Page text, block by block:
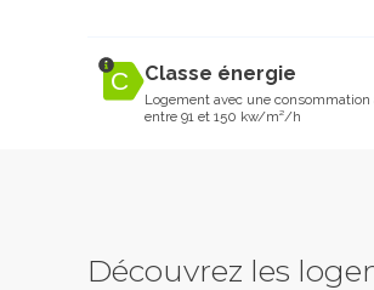
Classe énergie
Logement avec une consommation
entre 91 et 150 kw/m²/h
Découvrez les